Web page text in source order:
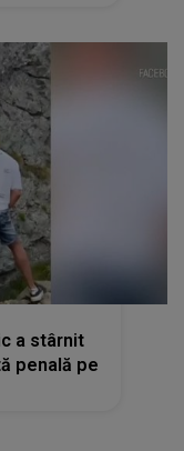
a stârnit
penală pe